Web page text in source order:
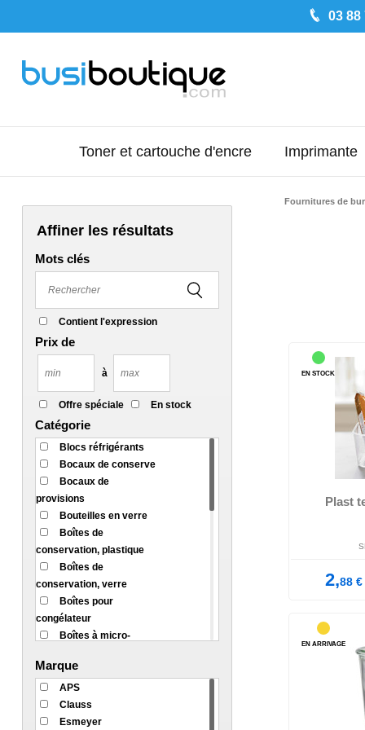
03 88
Toner et cartouche d'encre Imprimante
Affiner les résultats
Mots clés
Contient l'expression
Prix de
à
Offre spéciale En stock
Catégorie
Blocs réfrigérants
Bocaux de conserve
Bocaux de
provisions
Bouteilles en verre
Boîtes de
conservation, plastique
Boîtes de
conservation, verre
Boîtes pour
congélateur
Boîtes à micro-
Boîtes à provisions
Clips de fermeture
Dévidoirs de film
Films alimentaires
Marque
APS
Clauss
Esmeyer
Fournitures de
Plast
2,88€
EN STOCK
EN ARRIVAGE
diamètre: